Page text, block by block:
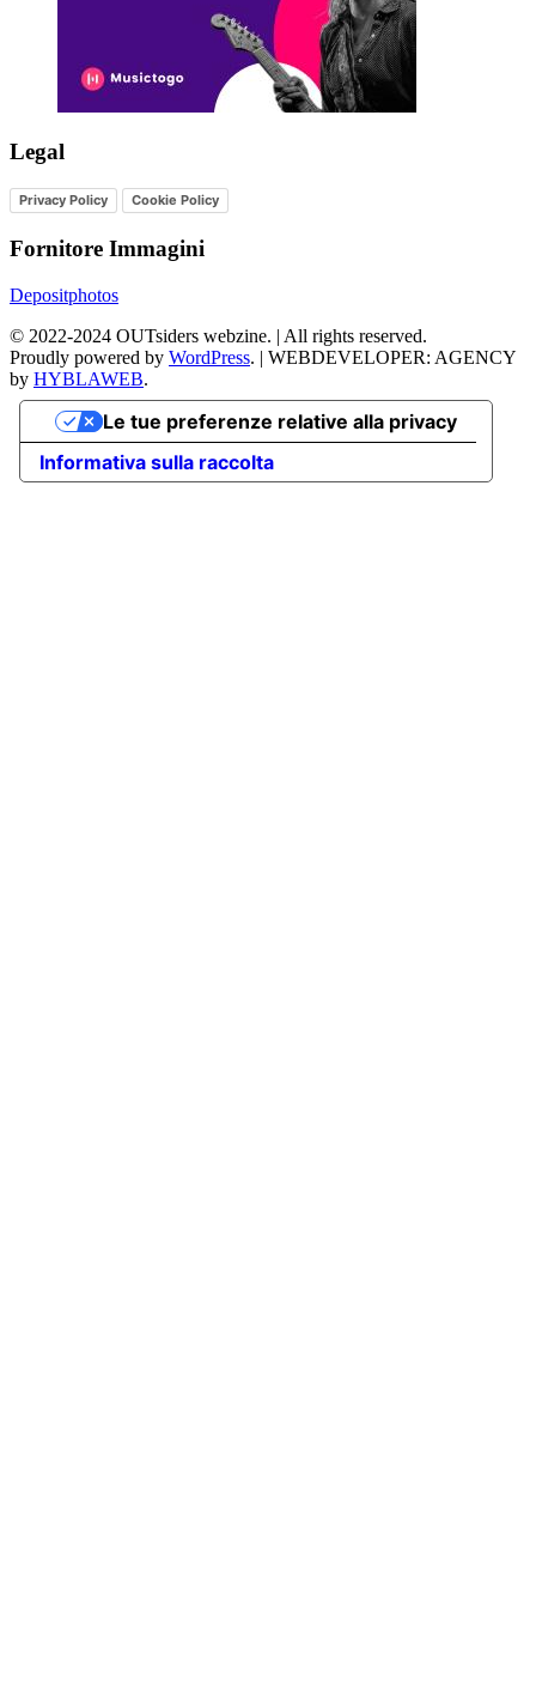
Legal
Privacy Policy Cookie Policy
Fornitore Immagini
Depositphotos
© 2022-2024 OUTsiders webzine. | All rights reserved.
Proudly powered by WordPress. | WEBDEVELOPER: AGENCY
by HYBLAWEB.
Informativa sulla raccolta
Le tue preferenze relative alla privacy